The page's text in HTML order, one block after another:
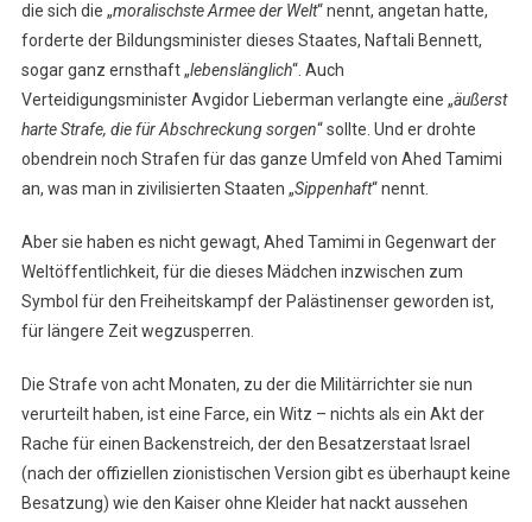
die sich die „moralischste Armee der Welt“ nennt, angetan hatte,
forderte der Bildungsminister dieses Staates, Naftali Bennett,
sogar ganz ernsthaft „lebenslänglich“. Auch
Verteidigungsminister Avgidor Lieberman verlangte eine „äußerst
harte Strafe, die für Abschreckung sorgen“ sollte. Und er drohte
obendrein noch Strafen für das ganze Umfeld von Ahed Tamimi
an, was man in zivilisierten Staaten „Sippenhaft“ nennt.
Aber sie haben es nicht gewagt, Ahed Tamimi in Gegenwart der
Weltöffentlichkeit, für die dieses Mädchen inzwischen zum
Symbol für den Freiheitskampf der Palästinenser geworden ist,
für längere Zeit wegzusperren.
Die Strafe von acht Monaten, zu der die Militärrichter sie nun
verurteilt haben, ist eine Farce, ein Witz – nichts als ein Akt der
Rache für einen Backenstreich, der den Besatzerstaat Israel
(nach der offiziellen zionistischen Version gibt es überhaupt keine
Besatzung) wie den Kaiser ohne Kleider hat nackt aussehen